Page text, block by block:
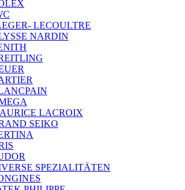
LECOULTRE
NARDIN
LACROIX
SEIKO
SPEZIALITÄTEN